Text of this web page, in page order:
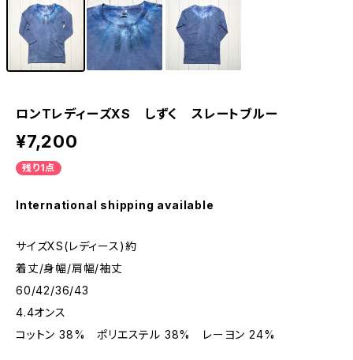
ロンTレディーズXS しずく スレートブルー
¥7,200
残り1点
International shipping available
サイズXS(レディース)約
着丈/身幅/肩幅/袖丈
60/42/36/43
4.4オンス
コットン 38% ポリエステル 38% レーヨン 24%